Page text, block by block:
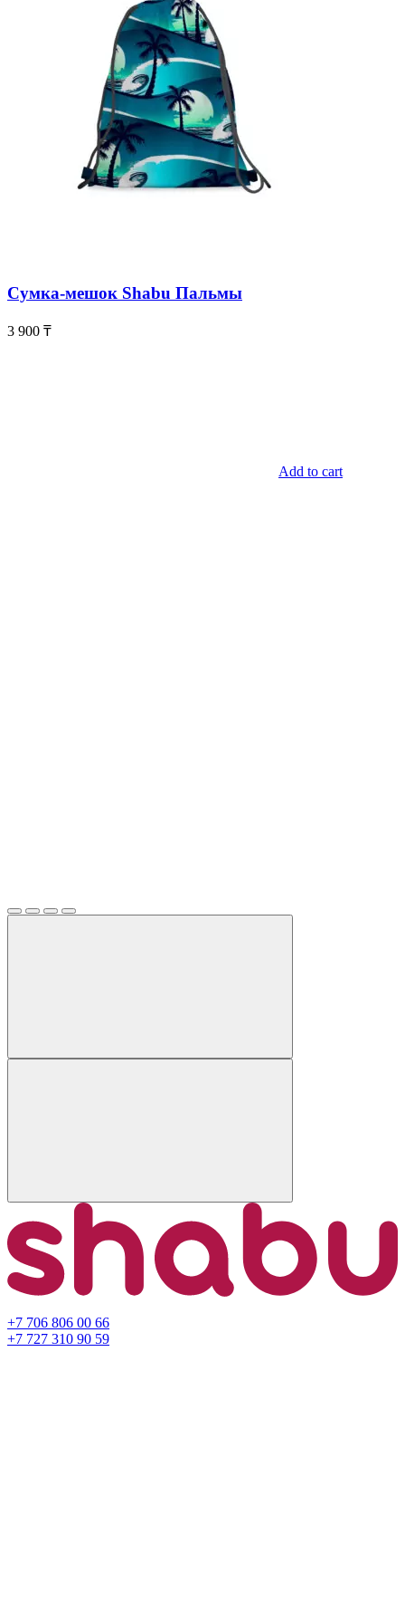
Сумка-мешок Shabu Пальмы
3 900 ₸
Add to cart
+7 706 806 00 66
+7 727 310 90 59